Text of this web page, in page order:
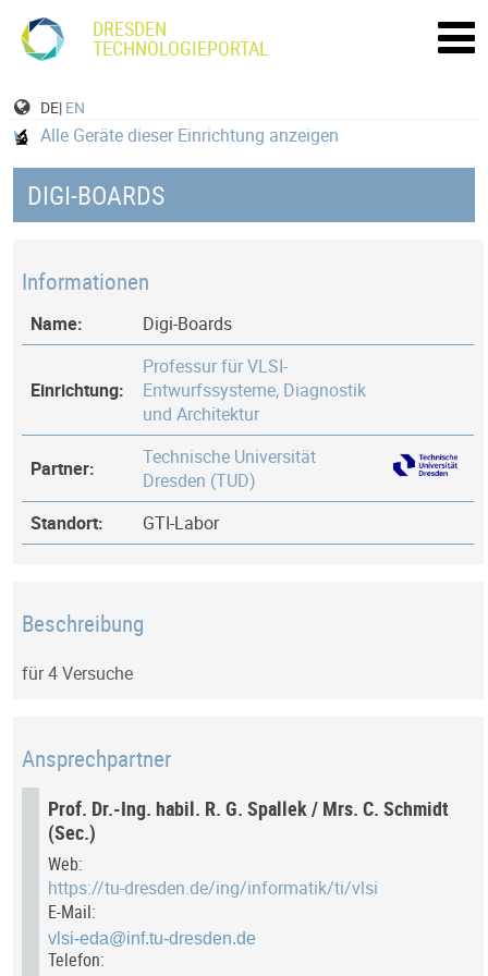
DRESDEN
TECHNOLOGIEPORTAL
DE| EN
Alle Geräte dieser Einrichtung anzeigen
DIGI-BOARDS
Informationen
Name: Digi-Boards
Einrichtung:
Professur für VLSI-
Entwurfssysteme, Diagnostik
und Architektur
Partner:
Technische Universität
Dresden (TUD)
Standort:
GTI-Labor
Beschreibung
für 4 Versuche
Ansprechpartner
Prof. Dr.-Ing. habil. R. G. Spallek / Mrs. C. Schmidt
(Sec.)
Web:
https://tu-dresden.de/ing/informatik/ti/vlsi
E-Mail:
Telefon: